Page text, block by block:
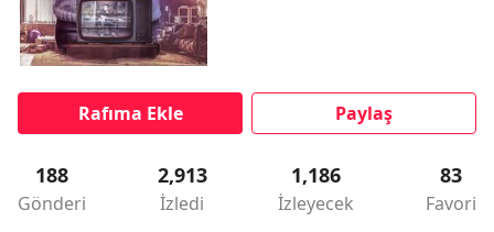
Rafıma Ekle Paylaş
188
Gönderi
2,913
İzledi
1,186
İzleyecek
83
Favori